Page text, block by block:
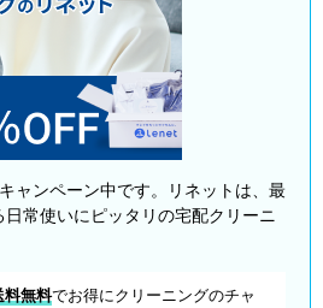
キャンペーン中です。リネットは、最
常使いにピッタリの宅配クリーニ
料無料でお得にクリーニングのチャ